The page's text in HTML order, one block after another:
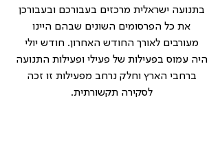
בתנועה ישראלית מרכזים בעבורכם ובעבורכן
את כל הפרסומים השונים שבהם היינו
מעורבים לאורך החודש האחרון. חודש יולי
היה עמוס בפעילות של פעילי ופעילות התנועה
ברחבי הארץ וחלק נרחב מפעילות זו זכה
לסקירה תקשורתית.